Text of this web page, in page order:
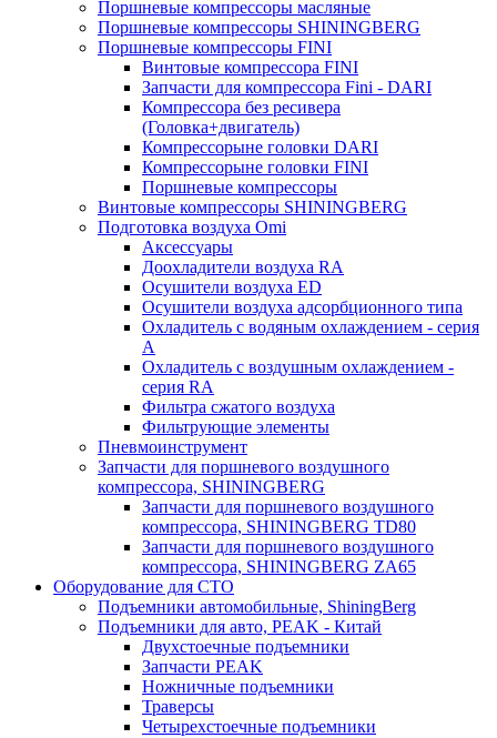
Поршневые компрессоры масляные
Поршневые компрессоры SHININGBERG
Поршневые компрессоры FINI
Винтовые компрессора FINI
Запчасти для компрессора Fini - DARI
Компрессора без ресивера
(Головка+двигатель)
Компрессорыне головки DARI
Компрессорыне головки FINI
Поршневые компрессоры
Винтовые компрессоры SHININGBERG
Подготовка воздуха Omi
Аксессуары
Доохладители воздуха RA
Осушители воздуха ED
Осушители воздуха адсорбционного типа
Охладитель с водяным охлаждением - серия
A
Охладитель с воздушным охлаждением -
серия RA
Фильтра сжатого воздуха
Фильтрующие элементы
Пневмоинструмент
Запчасти для поршневого воздушного
компрессора, SHININGBERG
Запчасти для поршневого воздушного
компрессора, SHININGBERG TD80
Запчасти для поршневого воздушного
компрессора, SHININGBERG ZA65
Оборудование для СТО
Подъемники автомобильные, ShiningBerg
Подъемники для авто, PEAK - Китай
Двухстоечные подъемники
Запчасти PEAK
Ножничные подъемники
Траверсы
Четырехстоечные подъемники